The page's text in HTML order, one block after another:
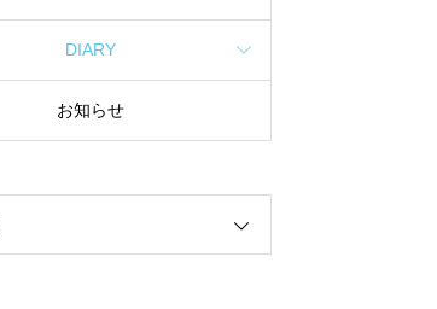
DIARY
お知らせ